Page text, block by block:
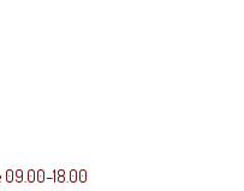
09.00–18.00